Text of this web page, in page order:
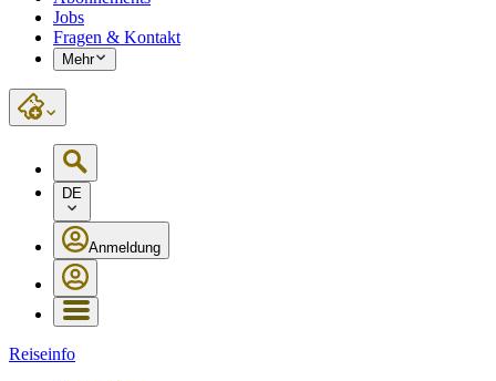
Jobs
Fragen & Kontakt
Mehr
DE
Anmeldung
Reiseinfo